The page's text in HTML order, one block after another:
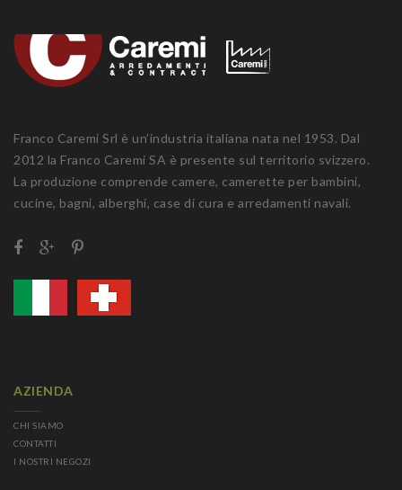
Franco Caremi Srl è un’industria italiana nata nel 1953. Dal
2012 la Franco Caremi SA è presente sul territorio svizzero.
La produzione comprende camere, camerette per bambini,
cucine, bagni, alberghi, case di cura e arredamenti navali.
AZIENDA
CHI SIAMO
CONTATTI
I NOSTRI NEGOZI